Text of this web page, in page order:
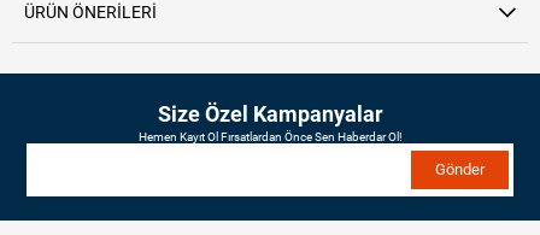
ÜRÜN ÖNERILERI
Size Özel Kampanyalar
Hemen Kayıt Ol Fırsatlardan Önce Sen Haberdar Ol!
Gönder